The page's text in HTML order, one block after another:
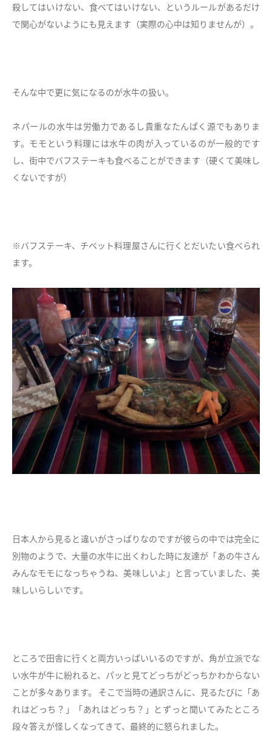
殺してはいけない、食べてはいけない、というルールがあるだけ
で関心がないようにも見えます（実際の心中は知りませんが）。
そんな中で更に気になるのが水牛の扱い。
ネパールの水牛は労働力であるし貴重なたんぱく源でもありま
す。モモという料理には水牛の肉が入っているのが一般的です
し、街中でバフステーキも食べることができます（硬くて美味し
くないですが）
※バフステーキ、チベット料理屋さんに行くとだいたい食べられ
ます。
日本人から見ると違いがさっぱりなのですが彼らの中では完全に
別物のようで、大量の水牛に出くわした時に友達が「あの牛さん
みんなモモになっちゃうね、美味しいよ」と言っていました、美
味しいらしいです。
ところで田舎に行くと両方いっぱいいるのですが、角が立派でな
い水牛が牛に紛れると、パッと見てどっちがどっちかわからない
ことが多々あります。 そこで当時の通訳さんに、見るたびに「あ
れはどっち？」「あれはどっち？」とずっと聞いてみたところ
段々答えが怪しくなってきて、最終的に怒られました。